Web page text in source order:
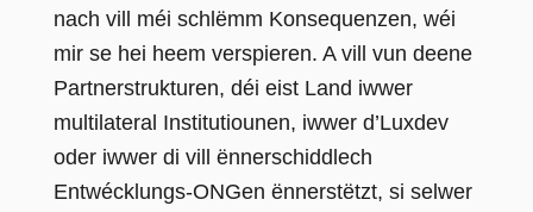
nach vill méi schlëmm Konsequenzen, wéi
mir se hei heem verspieren. A vill vun deene
Partnerstrukturen, déi eist Land iwwer
multilateral Institutiounen, iwwer d’Luxdev
oder iwwer di vill ënnerschiddlech
Entwécklungs-ONGen ënnerstëtzt, si selwer